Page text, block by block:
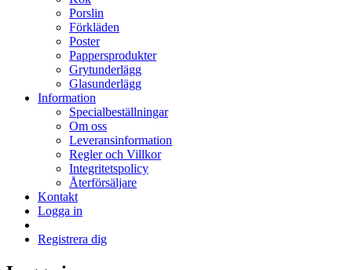
Porslin
Förkläden
Poster
Pappersprodukter
Grytunderlägg
Glasunderlägg
Information
Specialbeställningar
Om oss
Leveransinformation
Regler och Villkor
Integritetspolicy
Återförsäljare
Kontakt
Logga in
Registrera dig